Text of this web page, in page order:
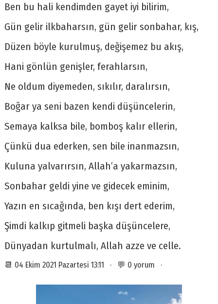
Ben bu hali kendimden gayet iyi bilirim,
Gün gelir ilkbaharsın, gün gelir sonbahar, kış,
Düzen böyle kurulmuş, değişemez bu akış,
Hani gönlün genişler, ferahlarsın,
Ne oldum diyemeden, sıkılır, daralırsın,
Boğar ya seni bazen kendi düşüncelerin,
Semaya kalksa bile, bomboş kalır ellerin,
Çünkü dua ederken, sen bile inanmazsın,
Kuluna yalvarırsın, Allah’a yakarmazsın,
Sonbahar geldi yine ve gidecek eminim,
Yazın en sıcağında, ben kışı dert ederim,
Şimdi kalkıp gitmeli başka düşüncelere,
Dünyadan kurtulmalı, Allah azze ve celle.
📆 04 Ekim 2021 Pazartesi 13:11 · 💬 0 yorum ·